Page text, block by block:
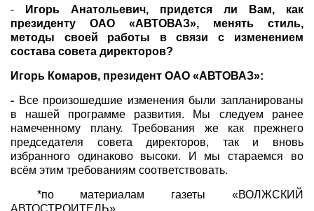
-
Игорь Анатольевич, придется ли Вам, как
президенту ОАО «АВТОВАЗ», менять стиль,
методы своей работы в связи с изменением
состава совета директоров?
Игорь Комаров, президент ОАО «АВТОВАЗ»:
- Все произошедшие изменения были запланированы
в нашей программе развития. Мы следуем ранее
намеченному плану. Требования же как прежнего
председателя совета директоров, так и вновь
избранного одинаково высоки. И мы стараемся во
всём этим требованиям соответствовать.
*по материалам газеты «ВОЛЖСКИЙ
АВТОСТРОИТЕЛЬ»